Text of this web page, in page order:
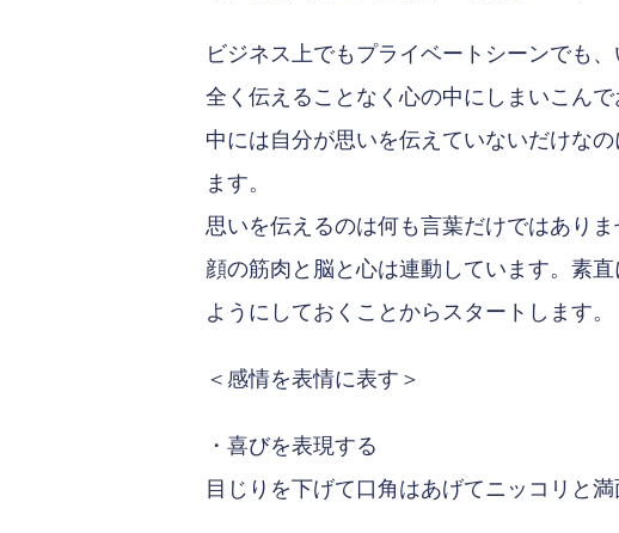
ビジネス上でもプライベートシーンでも
全く伝えることなく心の中にしまいこん
中には自分が思いを伝えていないだけな
ます。
思いを伝えるのは何も言葉だけではあり
顔の筋肉と脳と心は連動しています。素
ようにしておくことからスタートします。
＜感情を表情に表す＞
・喜びを表現する
目じりを下げて口角はあげてニッコリと